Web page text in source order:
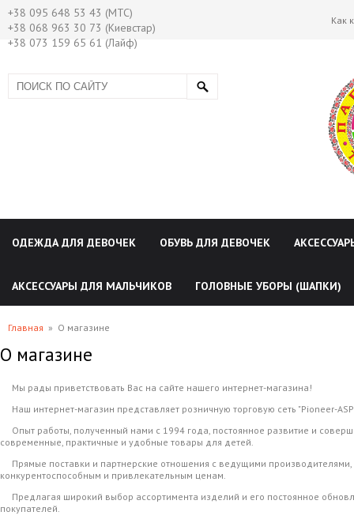
+38 095 648 53 43 (МТС)
+38 068 963 30 73 (Киевстар)
+38 073 159 65 61 (Лайф)
Как
ОДЕЖДА ДЛЯ ДЕВОЧЕК ОБУВЬ ДЛЯ ДЕВОЧЕК
АКСЕССУАРЫ ДЛЯ МАЛЬЧИКОВ ГОЛОВНЫЕ УБОРЫ (ШАПКИ)
Главная » О магазине
О магазине
Мы рады приветствовать Вас на сайте нашего интернет-магазина!
Наш интернет-магазин представляет розничную торговую сеть "Pioneer-
Опыт работы, полученный нами с 1994 года, постоянное развитие и
современные, практичные и удобные товары для детей.
Прямые поставки и партнерские отношения с ведущими
конкурентоспособным и привлекательным ценам.
Предлагая широкий выбор ассортимента изделий и его постоянное
покупателей.